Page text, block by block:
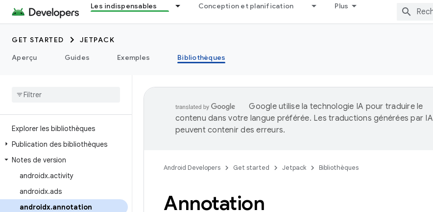
Les indispensables Conception et planification Plus
GET STARTED
JETPACK
Aperçu
Guides Exemples Bibliothèques
Explorer les bibliothèques
Publication des bibliothèques
Notes de version
androidx.activity
androidx.ads
androidx.annotation
Google utilise la technologie IA pour traduire le
contenu dans votre langue préférée. Les traductions générées par IA
peuvent contenir des erreurs.
Android Developers Get started Jetpack Bibliothèques
Annotation